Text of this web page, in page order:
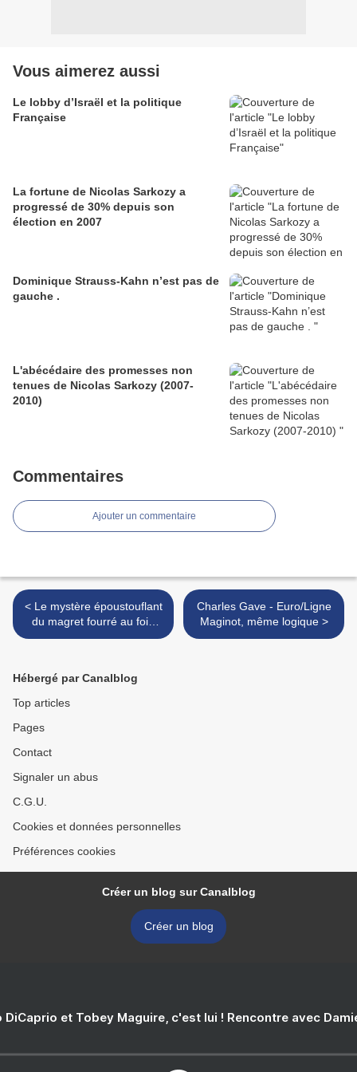
Vous aimerez aussi
Le lobby d’Israël et la politique
Française
La fortune de Nicolas Sarkozy a
progressé de 30% depuis son
élection en 2007
Dominique Strauss-Kahn n’est pas de
gauche .
L'abécédaire des promesses non
tenues de Nicolas Sarkozy (2007-
2010)
Commentaires
Ajouter un commentaire
< Le mystère époustouflant
du magret fourré au foie
gras et cuit au gros sel
Charles Gave - Euro/Ligne
Maginot, même logique >
Hébergé par Canalblog
Top articles
Pages
Contact
Signaler un abus
C.G.U.
Cookies et données personnelles
Préférences cookies
Créer un blog sur Canalblog
Créer un blog
DiCaprio et Tobey Maguire, c'est lui ! Rencontre avec